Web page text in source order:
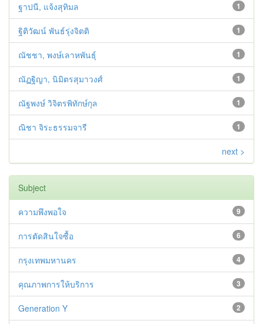
1
ฐาปนี, แจ้งสุทิมล
1
ฐิติวัฒน์ พันธ์รุ่งจิตติ
1
ณัชชา, พงษ์เลาหพันธุ์
1
ณัฏฐิญา, นิมิตรสุมาวงศ์
1
ณัฐพงษ์ วิจิตรพิทักษ์กุล
1
ณิชา จิระธรรมจารี
next >
Subject
9
ความพึงพอใจ
6
การตัดสินใจซื้อ
4
กรุงเทพมหานคร
3
คุณภาพการให้บริการ
2
Generation Y